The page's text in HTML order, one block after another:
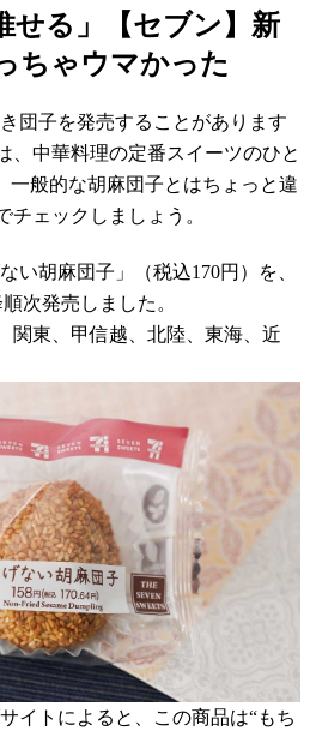
せる」【セブン】新
ちゃウマかった
団子を発売することがあります
、中華料理の定番スイーツのひと
一般的な胡麻団子とはちょっと違
チェックしましょう。
い胡麻団子」（税込170円）を、
次発売しました。
関東、甲信越、北陸、東海、近
イトによると、この商品は“もち